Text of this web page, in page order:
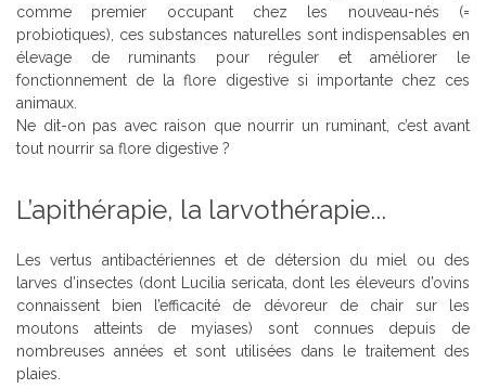
comme premier occupant chez les nouveau-nés (=
probiotiques), ces substances naturelles sont indispensables en
élevage de ruminants pour réguler et améliorer le
fonctionnement de la flore digestive si importante chez ces
animaux.
Ne dit-on pas avec raison que nourrir un ruminant, c’est avant
tout nourrir sa flore digestive ?
L’apithérapie, la larvothérapie...
Les vertus antibactériennes et de détersion du miel ou des
larves d’insectes (dont Lucilia sericata, dont les éleveurs d’ovins
connaissent bien l’efficacité de dévoreur de chair sur les
moutons atteints de myiases) sont connues depuis de
nombreuses années et sont utilisées dans le traitement des
plaies.